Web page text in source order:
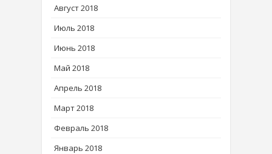
Август 2018
Июль 2018
Июнь 2018
Май 2018
Апрель 2018
Март 2018
Февраль 2018
Январь 2018